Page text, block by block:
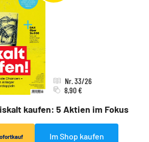
kaufen: 5 Aktien im Fokus
Nr. 33/26
8,90 €
Im Shop kaufen